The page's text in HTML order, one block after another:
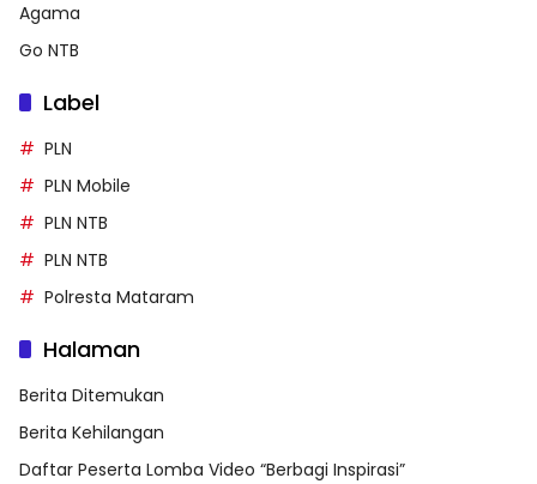
Agama
Go NTB
Label
PLN
PLN Mobile
PLN NTB
PLN NTB
Polresta Mataram
Halaman
Berita Ditemukan
Berita Kehilangan
Daftar Peserta Lomba Video “Berbagi Inspirasi”